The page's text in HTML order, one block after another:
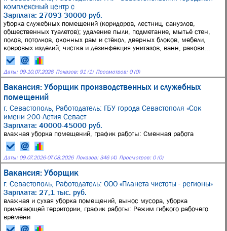
комплексный центр с
Зарплата: 27093-30000 руб.
уборка служебных помещений (коридоров, лестниц, санузлов,
общественных туалетов); удаление пыли, подметание, мытьё стен,
полов, потолков, оконных рам и стёкол, дверных блоков, мебели,
ковровых изделий; чистка и дезинфекция унитазов, ванн, ракови...
Даты: 09-10.07.2026 Показов: 91 (1) Просмотров: 0 (0)
Вакансия: Уборщик производственных и служебных
помещений
г. Севастополь, Работодатель: ГБУ города Севастополя «Сок
имени 200-Летия Севаст
Зарплата: 40000-45000 руб.
влажная уборка помещений, график работы: Сменная работа
Даты: 09.07.2026-07.08.2026 Показов: 346 (4) Просмотров: 0 (0)
Вакансия: Уборщик
г. Севастополь, Работодатель: ООО «Планета чистоты - регионы»
Зарплата: 27,1 тыс. руб.
влажная и сухая уборка помещений, вынос мусора, уборка
прилегающей территории, график работы: Режим гибкого рабочего
времени